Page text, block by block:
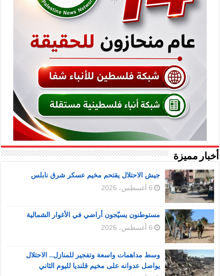
أخبار مميزة
جيش الاحتلال يقتحم مخيم عسكر شرق نابلس
6 أغسطس، 2026
مستوطنون يسيّجون أراضي في الأغوار الشمالية
6 أغسطس، 2026
وسط مداهمات واسعة وتفجير للمنازل.. الاحتلال
يواصل عدوانه على مخيم قلنديا لليوم الثاني